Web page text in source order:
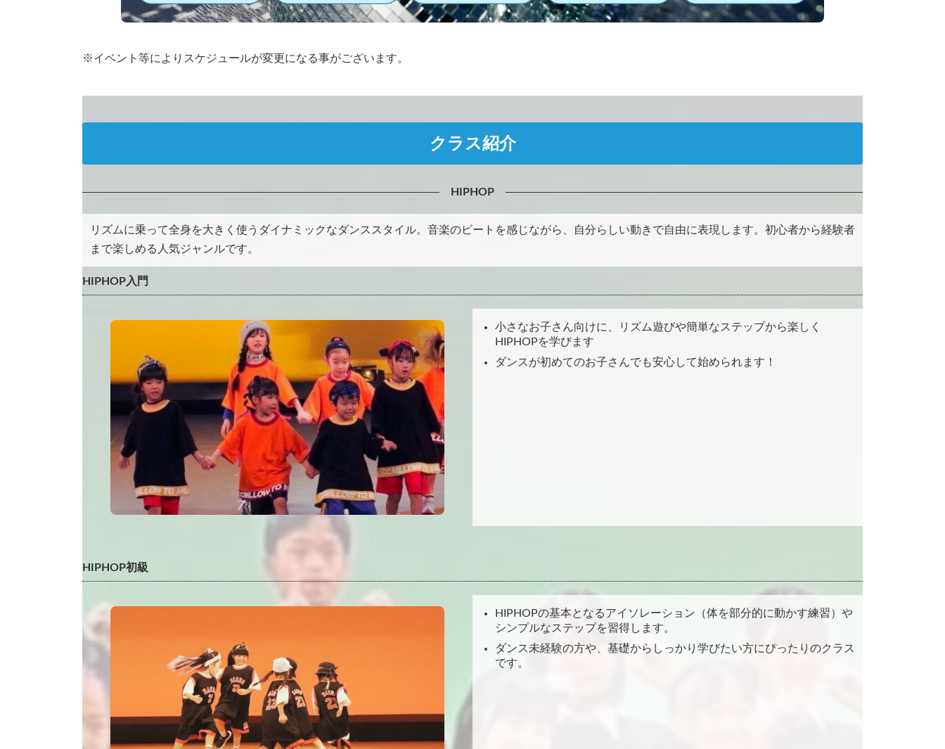
※イベント等によりスケジュールが変更になる事がございます。
クラス紹介
HIPHOP
リズムに乗って全身を大きく使うダイナミックなダンススタイル。音楽のビートを感じながら、自分らしい動きで自由に表現します。初心者から経験者
まで楽しめる人気ジャンルです。
HIPHOP入門
小さなお子さん向けに、リズム遊びや簡単なステップから楽しく
HIPHOPを学びます
ダンスが初めてのお子さんでも安心して始められます！
HIPHOP初級
HIPHOPの基本となるアイソレーション（体を部分的に動かす練習）や
シンプルなステップを習得します。
ダンス未経験の方や、基礎からしっかり学びたい方にぴったりのクラス
です。